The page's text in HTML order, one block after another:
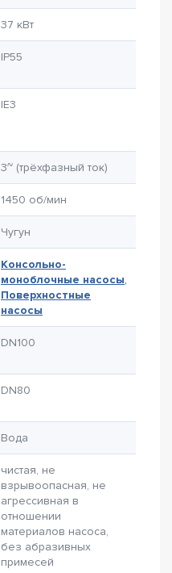
37 кВт
IP55
IE3
3~ (трёхфазный ток)
1450 об/мин
Чугун
Консольно-
моноблочные насосы,
Поверхностные
насосы
DN100
DN80
Вода
чистая, не
взрывоопасная, не
агрессивная в
отношении
материалов насоса,
без абразивных
примесей